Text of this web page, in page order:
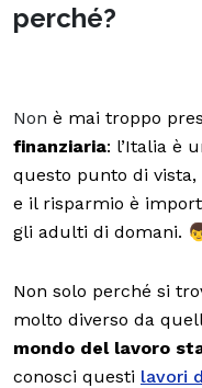
perché?
Non è mai troppo
finanziaria: l’Italia è
questo punto di
e il risparmio è
gli adulti di domani.
Non solo perché si
molto diverso da
mondo del lavoro
conosci questi lavori